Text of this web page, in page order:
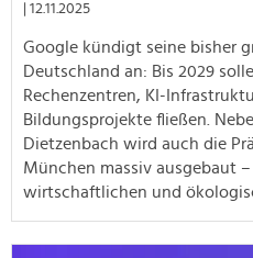
| 12.11.2025
Google kündigt seine bisher
Deutschland an: Bis 2029
Rechenzentren, KI-
Bildungsprojekte fließen.
Dietzenbach wird auch die
München massiv ausgebaut
wirtschaftlichen und